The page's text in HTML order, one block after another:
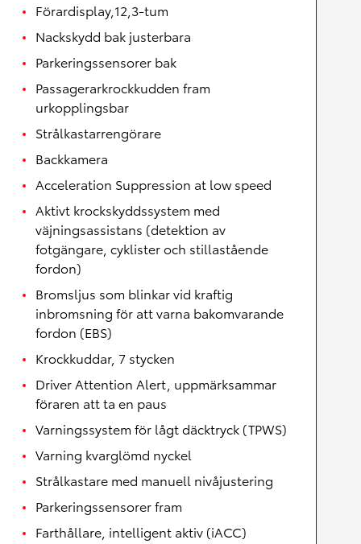
Förardisplay,12,3-tum
Nackskydd bak justerbara
Parkeringssensorer bak
Passagerarkrockkudden fram
urkopplingsbar
Strålkastarrengörare
Backkamera
Acceleration Suppression at low speed
Aktivt krockskyddssystem med
väjningsassistans (detektion av
fotgängare, cyklister och stillastående
fordon)
Bromsljus som blinkar vid kraftig
inbromsning för att varna bakomvarande
fordon (EBS)
Krockkuddar, 7 stycken
Driver Attention Alert, uppmärksammar
föraren att ta en paus
Varningssystem för lågt däcktryck (TPWS)
Varning kvarglömd nyckel
Strålkastare med manuell nivåjustering
Parkeringssensorer fram
Farthållare, intelligent aktiv (iACC)